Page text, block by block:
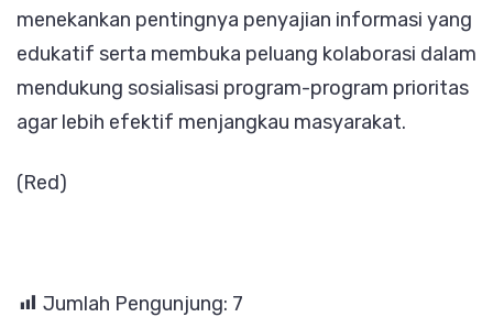
menekankan pentingnya penyajian informasi yang
edukatif serta membuka peluang kolaborasi dalam
mendukung sosialisasi program-program prioritas
agar lebih efektif menjangkau masyarakat.
(Red)
Jumlah Pengunjung: 7